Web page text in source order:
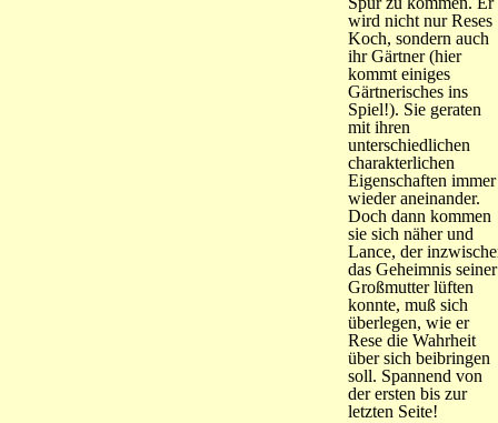
wird nicht nur Reses
Koch, sondern auch
ihr Gärtner (hier
kommt einiges
Gärtnerisches ins
Spiel!). Sie geraten
mit ihren
unterschiedlichen
charakterlichen
Eigenschaften immer
wieder aneinander.
Doch dann kommen
sie sich näher und
Lance, der
das Geheimnis seiner
Großmutter lüften
konnte, muß sich
überlegen, wie er
Rese die Wahrheit
über sich beibringen
soll. Spannend von
der ersten bis zur
letzten Seite!